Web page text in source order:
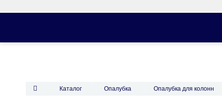
Каталог Опалубка Опалубка для колонн